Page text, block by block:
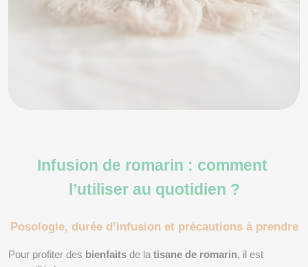
Infusion de romarin : comment
l’utiliser au quotidien ?
Posologie, durée d’infusion et précautions à prendre
Pour profiter des bienfaits de la tisane de romarin, il est